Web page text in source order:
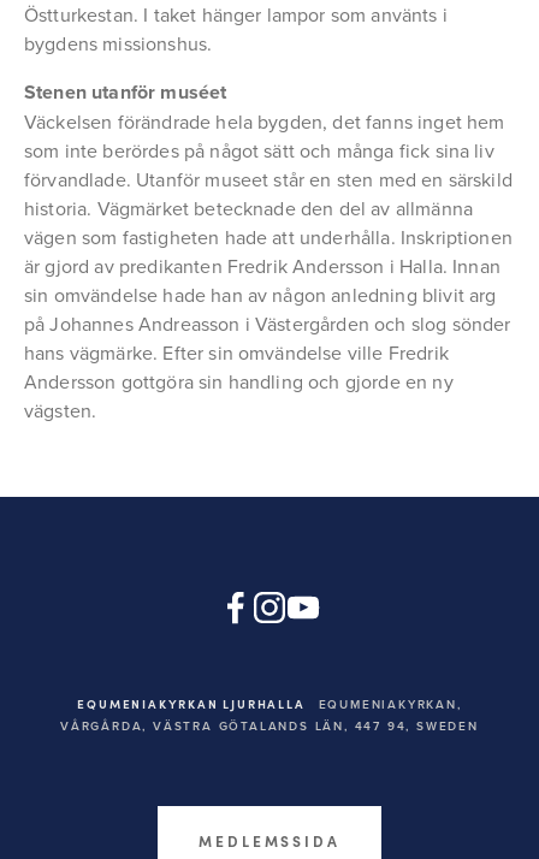
Östturkestan. I taket hänger lampor som använts i
bygdens missionshus.
Stenen utanför muséet
Väckelsen förändrade hela bygden, det fanns inget hem
som inte berördes på något sätt och många fick sina liv
förvandlade. Utanför museet står en sten med en särskild
historia. Vägmärket betecknade den del av allmänna
vägen som fastigheten hade att underhålla. Inskriptionen
är gjord av predikanten Fredrik Andersson i Halla. Innan
sin omvändelse hade han av någon anledning blivit arg
på Johannes Andreasson i Västergården och slog sönder
hans vägmärke. Efter sin omvändelse ville Fredrik
Andersson gottgöra sin handling och gjorde en ny
vägsten.
EQUMENIAKYRKAN LJURHALLA
EQUMENIAKYRKAN,
VÅRGÅRDA, VÄSTRA GÖTALANDS LÄN, 447 94, SWEDEN
MEDLEMSSIDA